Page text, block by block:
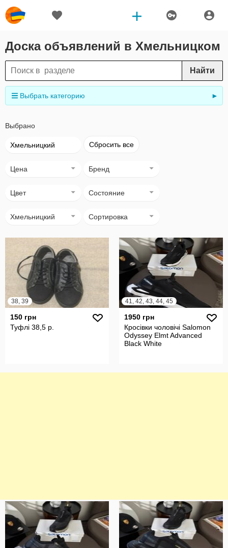
Доска объявлений в Хмельницком
Найти
Выбрать категорию ►
Выбрано
Хмельницкий Сбросить все
Цена Бренд
Цвет Состояние
Хмельницкий Сортировка
38, 39
150 грн
Туфлі 38,5 р.
41, 42, 43, 44, 45
1950 грн
Кросівки чоловічі Salomon
Odyssey Elmt Advanced
Black White